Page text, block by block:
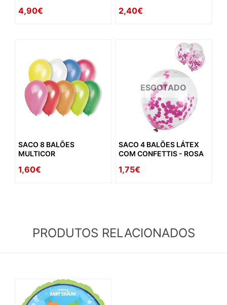
4,90€ 2,40€
SACO 8 BALÕES
MULTICOR
1,60€
ESGOTADO
SACO 4 BALÕES LÁTEX
COM CONFETTIS - ROSA
1,75€
PRODUTOS RELACIONADOS